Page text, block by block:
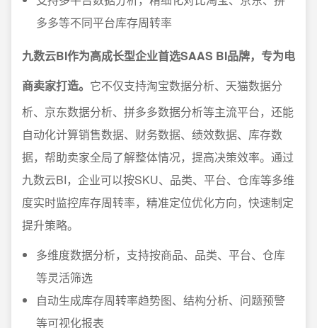
多多等不同平台库存周转率
九数云BI作为高成长型企业首选SAAS BI品牌，专为电
商卖家打造。 它不仅支持淘宝数据分析、天猫数据分
析、京东数据分析、拼多多数据分析等主流平台，还能
自动化计算销售数据、财务数据、绩效数据、库存数
据，帮助卖家全局了解整体情况，提高决策效率。通过
九数云BI，企业可以按SKU、品类、平台、仓库等多维
度实时监控库存周转率，精准定位优化方向，快速制定
提升策略。
多维度数据分析，支持按商品、品类、平台、仓库
等灵活筛选
自动生成库存周转率趋势图、结构分析、问题预警
等可视化报表